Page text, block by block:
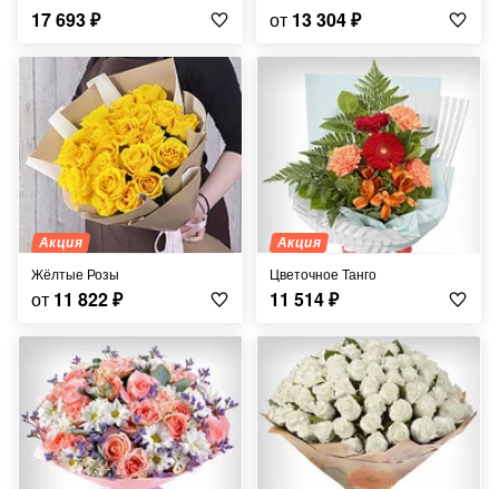
17 693₽ от 13 304₽
Акция
Жёлтые Розы
от 11 822₽
Акция
Цветочное Танго
11 514₽